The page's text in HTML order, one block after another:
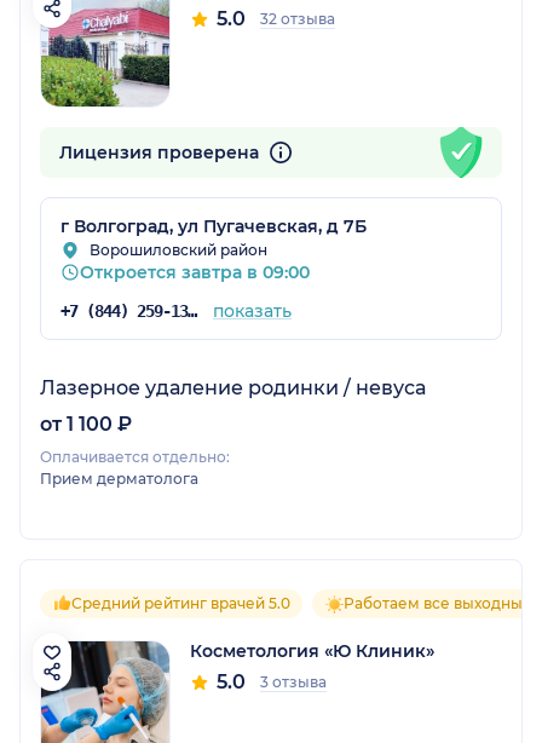
5.0 32 отзыва
Лицензия проверена
г Волгоград, ул Пугачевская, д 7Б
Ворошиловский район
Откроется завтра в 09:00
+7 (844) 259-13-87 показать
Лазерное удаление родинки / невуса
от 1 100 ₽
Оплачивается отдельно:
Прием дерматолога
Средний рейтинг врачей 5.0 Работаем все выходные
Косметология «Ю Клиник»
5.0 3 отзыва